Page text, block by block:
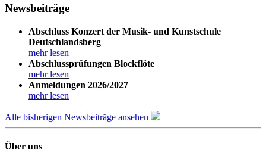
Newsbeiträge
Abschluss Konzert der Musik- und Kunstschule
Deutschlandsberg
mehr lesen
Abschlussprüfungen Blockflöte
mehr lesen
Anmeldungen 2026/2027
mehr lesen
Alle bisherigen Newsbeiträge ansehen
Über uns